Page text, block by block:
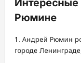
Рюмине
1. Андрей Рюмин
городе